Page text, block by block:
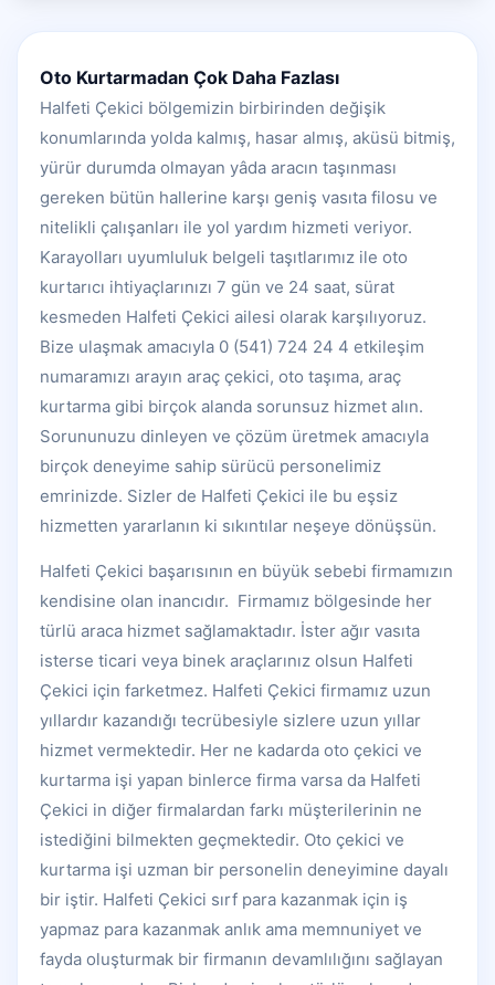
Oto Kurtarmadan Çok Daha Fazlası
Halfeti Çekici bölgemizin birbirinden değişik
konumlarında yolda kalmış, hasar almış, aküsü bitmiş,
yürür durumda olmayan yâda aracın taşınması
gereken bütün hallerine karşı geniş vasıta filosu ve
nitelikli çalışanları ile yol yardım hizmeti veriyor.
Karayolları uyumluluk belgeli taşıtlarımız ile oto
kurtarıcı ihtiyaçlarınızı 7 gün ve 24 saat, sürat
kesmeden Halfeti Çekici ailesi olarak karşılıyoruz.
Bize ulaşmak amacıyla 0 (541) 724 24 4 etkileşim
numaramızı arayın araç çekici, oto taşıma, araç
kurtarma gibi birçok alanda sorunsuz hizmet alın.
Sorununuzu dinleyen ve çözüm üretmek amacıyla
birçok deneyime sahip sürücü personelimiz
emrinizde. Sizler de Halfeti Çekici ile bu eşsiz
hizmetten yararlanın ki sıkıntılar neşeye dönüşsün.
Halfeti Çekici başarısının en büyük sebebi firmamızın
kendisine olan inancıdır. Firmamız bölgesinde her
türlü araca hizmet sağlamaktadır. İster ağır vasıta
isterse ticari veya binek araçlarınız olsun Halfeti
Çekici için farketmez. Halfeti Çekici firmamız uzun
yıllardır kazandığı tecrübesiyle sizlere uzun yıllar
hizmet vermektedir. Her ne kadarda oto çekici ve
kurtarma işi yapan binlerce firma varsa da Halfeti
Çekici in diğer firmalardan farkı müşterilerinin ne
istediğini bilmekten geçmektedir. Oto çekici ve
kurtarma işi uzman bir personelin deneyimine dayalı
bir iştir. Halfeti Çekici sırf para kazanmak için iş
yapmaz para kazanmak anlık ama memnuniyet ve
fayda oluşturmak bir firmanın devamlılığını sağlayan